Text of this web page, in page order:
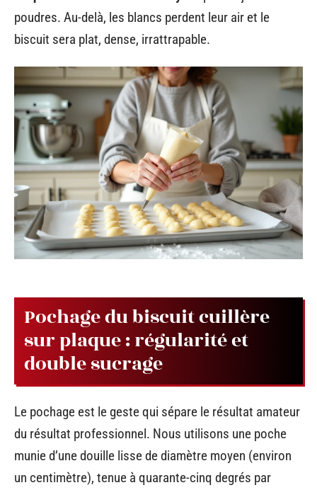
poudres. Au-delà, les blancs perdent leur air et le
biscuit sera plat, dense, irrattrapable.
Pochage du biscuit cuillère
sur plaque : régularité et
double sucrage
Le pochage est le geste qui sépare le résultat amateur
du résultat professionnel. Nous utilisons une poche
munie d’une douille lisse de diamètre moyen (environ
un centimètre), tenue à quarante-cinq degrés par